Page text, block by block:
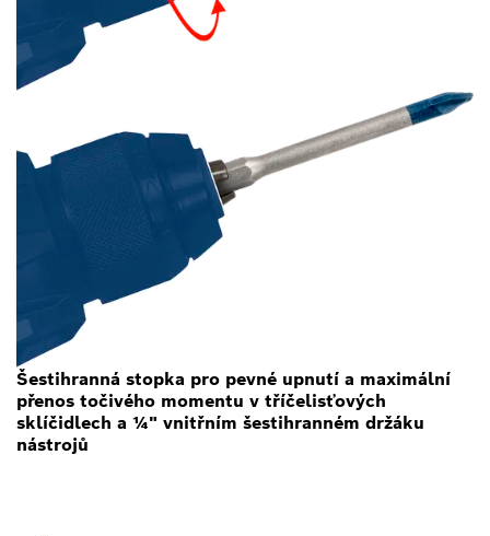
Šestihranná stopka pro pevné upnutí a maximální
přenos točivého momentu v tříčelisťových
sklíčidlech a ¼" vnitřním šestihranném držáku
nástrojů